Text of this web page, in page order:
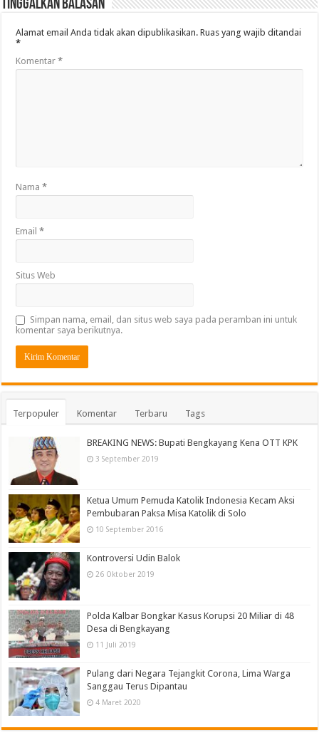
Tinggalkan Balasan
Alamat email Anda tidak akan dipublikasikan. Ruas yang wajib ditandai
*
Komentar*
Nama*
Email*
Situs Web
Simpan nama, email, dan situs web saya pada peramban ini untuk
komentar saya berikutnya.
Terpopuler Komentar Terbaru Tags
BREAKING NEWS: Bupati Bengkayang Kena OTT KPK
3 September 2019
Ketua Umum Pemuda Katolik Indonesia Kecam Aksi
Pembubaran Paksa Misa Katolik di Solo
10 September 2016
Kontroversi Udin Balok
26 Oktober 2019
Polda Kalbar Bongkar Kasus Korupsi 20 Miliar di 48
Desa di Bengkayang
11 Juli 2019
Pulang dari Negara Tejangkit Corona, Lima Warga
Sanggau Terus Dipantau
4 Maret 2020